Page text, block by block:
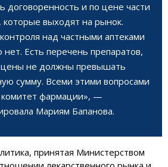
договоренность и по цене части
которые выходят на рынок.
над частными аптеками
нет. Есть перечень препаратов,
не должны превышать
сумму. Всеми этими вопросами
комитет фармации», —
Мариям Бапанова.
принятая Министерством